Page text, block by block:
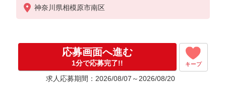
神奈川県相模原市南区
応募画面へ進む
1分で応募完了!! キープ
求人応募期間：2026/08/07～2026/08/20